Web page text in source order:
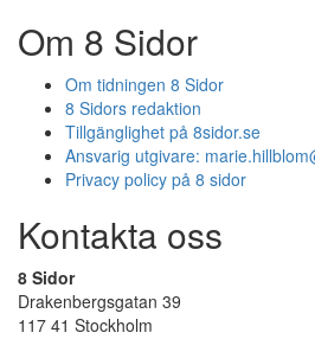
Om 8 Sidor
Om tidningen 8 Sidor
8 Sidors redaktion
Tillgänglighet på 8sidor.se
Ansvarig utgivare:
Privacy policy på 8 sidor
Kontakta oss
8 Sidor
Drakenbergsgatan 39
117 41 Stockholm